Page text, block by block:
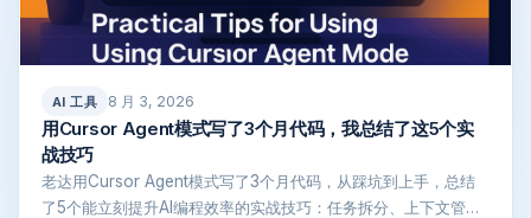
AI 工具 8 月 3, 2026
用Cursor Agent模式写了3个月代码，我总结了这5个实
战技巧
老达用Cursor Agent模式写了3个月代码，从踩坑到上手，总结
了5个能立刻提升AI编程效率的实战技巧：任务拆分、上下文管